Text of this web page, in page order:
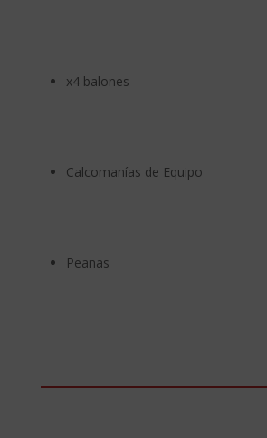
x4 balones
Calcomanías de Equipo
Peanas